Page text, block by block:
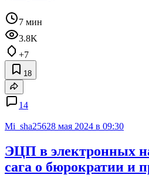
7 мин
3.8K
+7
18
14
Mi_sha25628 мая 2024 в 09:30
ЭЦП в электронных
сага о бюрократии и